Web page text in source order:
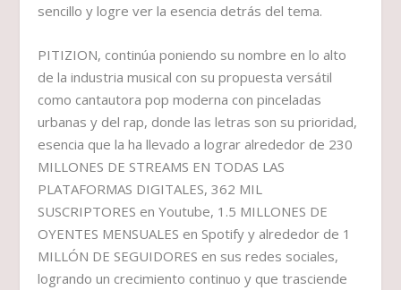
sencillo y logre ver la esencia detrás del tema.
PITIZION, continúa poniendo su nombre en lo alto
de la industria musical con su propuesta versátil
como cantautora pop moderna con pinceladas
urbanas y del rap, donde las letras son su prioridad,
esencia que la ha llevado a lograr alrededor de 230
MILLONES DE STREAMS EN TODAS LAS
PLATAFORMAS DIGITALES, 362 MIL
SUSCRIPTORES en Youtube, 1.5 MILLONES DE
OYENTES MENSUALES en Spotify y alrededor de 1
MILLÓN DE SEGUIDORES en sus redes sociales,
logrando un crecimiento continuo y que trasciende